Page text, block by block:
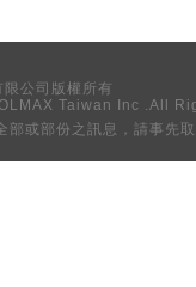
限公司版權所有
Taiwan Inc .All
部或部份之訊息，請事先